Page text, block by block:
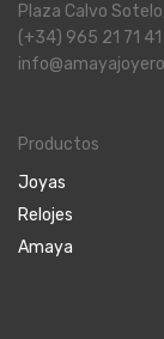
Plaza Calvo
(+34) 965 21 71 41
Productos
Joyas
Relojes
Amaya